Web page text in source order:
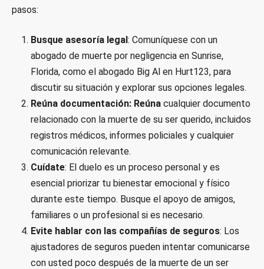
pasos:
Busque asesoría legal: Comuníquese con un
abogado de muerte por negligencia en Sunrise,
Florida, como el abogado Big Al en Hurt123, para
discutir su situación y explorar sus opciones legales.
Reúna documentación: Reúna cualquier documento
relacionado con la muerte de su ser querido, incluidos
registros médicos, informes policiales y cualquier
comunicación relevante.
Cuídate: El duelo es un proceso personal y es
esencial priorizar tu bienestar emocional y físico
durante este tiempo. Busque el apoyo de amigos,
familiares o un profesional si es necesario.
Evite hablar con las compañías de seguros: Los
ajustadores de seguros pueden intentar comunicarse
con usted poco después de la muerte de un ser